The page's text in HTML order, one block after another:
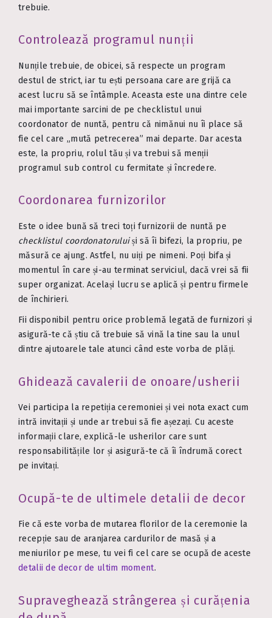
trebuie.
Controlează programul nunții
Nunțile trebuie, de obicei, să respecte un program
destul de strict, iar tu ești persoana care are grijă ca
acest lucru să se întâmple. Aceasta este una dintre cele
mai importante sarcini de pe checklistul unui
coordonator de nuntă, pentru că nimănui nu îi place să
fie cel care „mută petrecerea” mai departe. Dar acesta
este, la propriu, rolul tău și va trebui să menții
programul sub control cu fermitate și încredere.
Coordonarea furnizorilor
Este o idee bună să treci toți furnizorii de nuntă pe
checklistul coordonatoruluiși să îi bifezi, la propriu, pe
măsură ce ajung. Astfel, nu uiți pe nimeni. Poți bifa și
momentul în care și-au terminat serviciul, dacă vrei să fii
super organizat. Același lucru se aplică și pentru firmele
de închirieri.
Fii disponibil pentru orice problemă legată de furnizori și
asigură-te că știu că trebuie să vină la tine sau la unul
dintre ajutoarele tale atunci când este vorba de plăți.
Ghidează cavalerii de onoare/usherii
Vei participa la repetiția ceremoniei și vei nota exact cum
intră invitații și unde ar trebui să fie așezați. Cu aceste
informații clare, explică-le usherilor care sunt
responsabilitățile lor și asigură-te că îi îndrumă corect
pe invitați.
Ocupă-te de ultimele detalii de decor
Fie că este vorba de mutarea florilor de la ceremonie la
recepție sau de aranjarea cardurilor de masă și a
meniurilor pe mese, tu vei fi cel care se ocupă de aceste
detalii de decor de ultim moment.
Supraveghează strângerea și curățenia